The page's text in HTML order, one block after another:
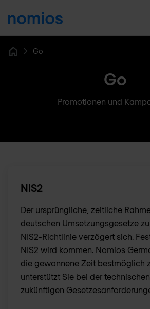
Go
Go
Promotionen und
NIS2
Der ursprüngliche, zeitliche
deutschen Umsetzungsgesetze
NIS2-Richtlinie verzögert sich.
NIS2 wird kommen. Nomios
die gewonnene Zeit bestmöglich
unterstützt Sie bei der
zukünftigen